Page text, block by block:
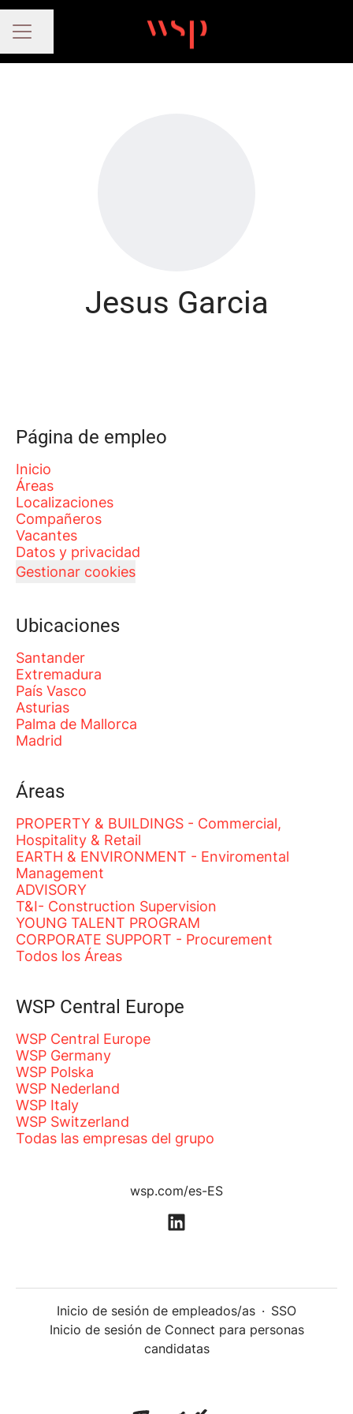
MENÚ DE EMPLEO
Compartir página
Jesus Garcia
Página de empleo
Inicio
Áreas
Localizaciones
Compañeros
Vacantes
Datos y privacidad
Gestionar cookies
Ubicaciones
Santander
Extremadura
País Vasco
Asturias
Palma de Mallorca
Madrid
Áreas
PROPERTY & BUILDINGS - Commercial,
Hospitality & Retail
EARTH & ENVIRONMENT - Enviromental
Management
ADVISORY
T&I- Construction Supervision
YOUNG TALENT PROGRAM
CORPORATE SUPPORT - Procurement
Todos los Áreas
WSP Central Europe
WSP Central Europe
WSP Germany
WSP Polska
WSP Nederland
WSP Italy
WSP Switzerland
Todas las empresas del grupo
wsp.com/es-ES
Inicio de sesión de empleados/as · SSO
Inicio de sesión de Connect para personas
candidatas